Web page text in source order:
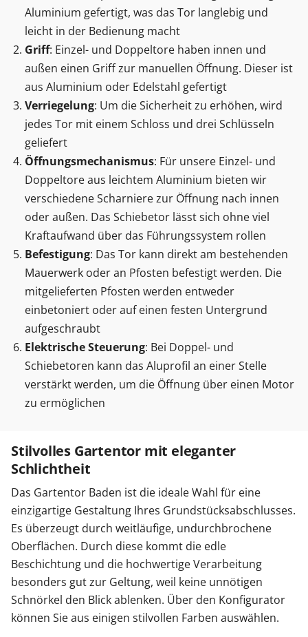
Aluminium gefertigt, was das Tor langlebig und
leicht in der Bedienung macht
Griff: Einzel- und Doppeltore haben innen und
außen einen Griff zur manuellen Öffnung. Dieser ist
aus Aluminium oder Edelstahl gefertigt
Verriegelung: Um die Sicherheit zu erhöhen, wird
jedes Tor mit einem Schloss und drei Schlüsseln
geliefert
Öffnungsmechanismus: Für unsere Einzel- und
Doppeltore aus leichtem Aluminium bieten wir
verschiedene Scharniere zur Öffnung nach innen
oder außen. Das Schiebetor lässt sich ohne viel
Kraftaufwand über das Führungssystem rollen
Befestigung: Das Tor kann direkt am bestehenden
Mauerwerk oder an Pfosten befestigt werden. Die
mitgelieferten Pfosten werden entweder
einbetoniert oder auf einen festen Untergrund
aufgeschraubt
Elektrische Steuerung: Bei Doppel- und
Schiebetoren kann das Aluprofil an einer Stelle
verstärkt werden, um die Öffnung über einen Motor
zu ermöglichen
Stilvolles Gartentor mit eleganter
Schlichtheit
Das Gartentor Baden ist die ideale Wahl für eine
einzigartige Gestaltung Ihres Grundstücksabschlusses.
Es überzeugt durch weitläufige, undurchbrochene
Oberflächen. Durch diese kommt die edle
Beschichtung und die hochwertige Verarbeitung
besonders gut zur Geltung, weil keine unnötigen
Schnörkel den Blick ablenken. Über den Konfigurator
können Sie aus einigen stilvollen Farben auswählen.